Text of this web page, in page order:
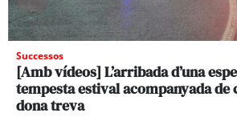
Successos
[Amb vídeos] L’arribada d’una
tempesta estival acompanyada de
dona treva